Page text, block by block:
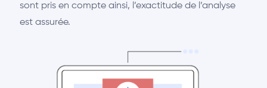
sont pris en compte ainsi, l’exactitude de l’analyse
est assurée.